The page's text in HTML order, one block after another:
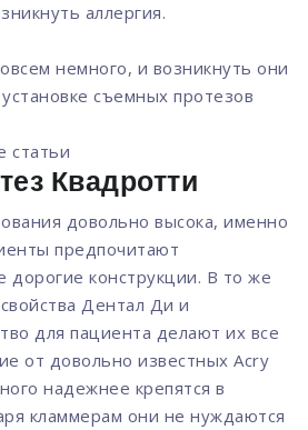
аллергия.
немного, и возникнуть они
съемных протезов
статьи
Квадротти
довольно высока, именно
предпочитают
дорогие конструкции. В то же
Дентал Ди и
для пациента делают их все
от довольно известных Acry
надежнее крепятся в
кламмерам они не нуждаются